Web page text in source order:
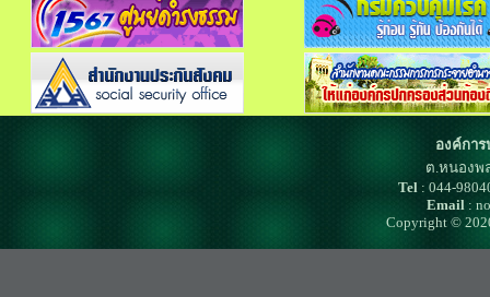
องค์กา
ต.หนองพ
Tel: 044-
Email :
Copyright ©